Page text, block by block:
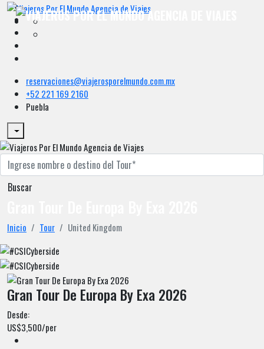
reservaciones@viajerosporelmundo.com.mx
+52 221 169 2160
Puebla
Buscar
Inicio Tour United Kingdom
Gran Tour De Europa By Exa 2026
Desde:
US$3,500/per